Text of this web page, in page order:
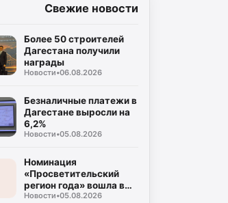
Свежие новости
Более 50 строителей
Дагестана получили
награды
Новости•06.08.2026
Безналичные платежи в
Дагестане выросли на
6,2%
Новости•05.08.2026
Номинация
«Просветительский
регион года» вошла в
премию «Знание»
Новости•05.08.2026